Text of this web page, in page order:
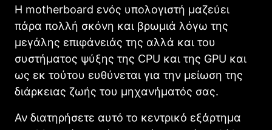
Η motherboard ενός υπολογιστή μαζεύει
πάρα πολλή σκόνη και βρωμιά λόγω της
μεγάλης επιφάνειάς της αλλά και του
συστήματος ψύξης της CPU και της GPU και
ως εκ τούτου ευθύνεται για την μείωση της
διάρκειας ζωής του μηχανήματός σας.
Αν διατηρήσετε αυτό το κεντρικό εξάρτημα